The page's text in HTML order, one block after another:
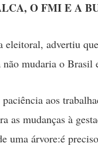
O FMI E A
eleitoral, advertiu
mudaria o Brasil
aos
as mudanças à
uma árvore:é